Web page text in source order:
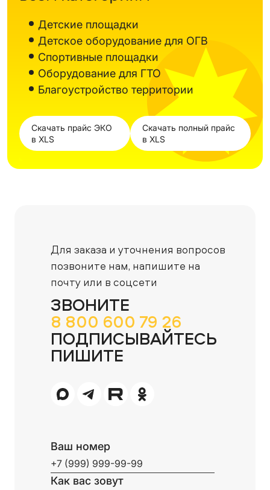
Детские площадки
Детское оборудование для ОГВ
Спортивные площадки
Оборудование для ГТО
Благоустройство территории
Скачать прайс ЭКО
в XLS
Скачать полный прайс
в XLS
Для заказа и уточнения вопросов
позвоните нам, напишите на
почту или в соцсети
ЗВОНИТЕ
8 800 600 79 26
ПОДПИСЫВАЙТЕСЬ
ПИШИТЕ
Ваш номер
Как вас зовут